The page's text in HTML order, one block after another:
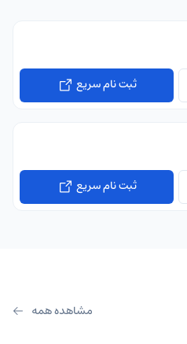
ثبت نام سریع
ثبت نام سریع
مشاهده همه